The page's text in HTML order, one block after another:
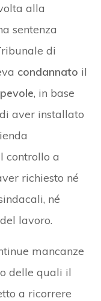
alla
sentenza
di
condannato il
, in base
aver installato
controllo a
richiesto né
né
lavoro.
mancanze
delle quali il
a ricorrere